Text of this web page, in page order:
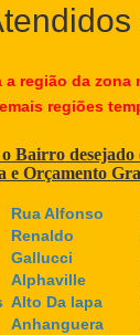
região da zona
regiões
Bairro desejado
e Orçamento
Rua Alfonso
Renaldo
Gallucci
Alphaville
Alto Da lapa
Anhanguera